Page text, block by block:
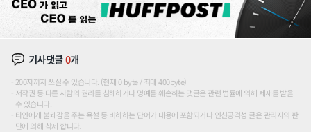
기사댓글0개
200자까지 쓰실 수 있습니다. (현재 0 byte / 최대 400byte)
저작권 등 다른 사람의 권리를 침해하거나 명예를 훼손하는 댓글은 관련 법률에 의해 제재를 받을
수 있습니다.
타인에게 불쾌감을 주는 욕설 등 비하하는 단어가 내용에 포함되거나 인신공격성 글은 관리자의 판
단에 의해 삭제 합니다.